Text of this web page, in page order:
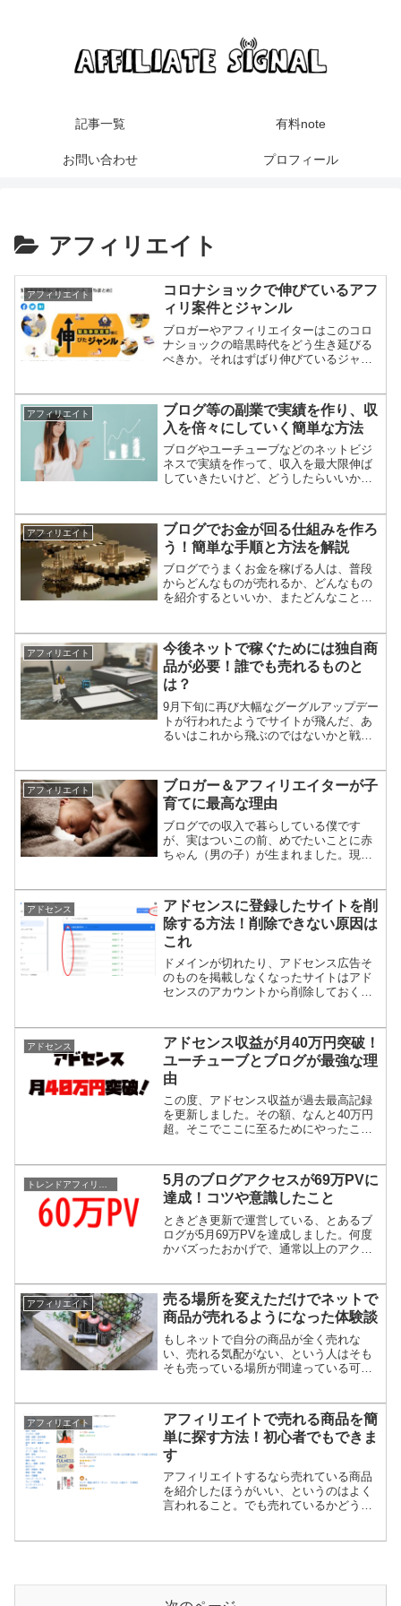
記事一覧 有料note
お問い合わせ プロフィール
アフィリエイト
アフィリエイト
コロナショックで伸びているアフ
ィリ案件とジャンル
ブロガーやアフィリエイターはこのコロ
ナショックの暗黒時代をどう生き延びる
べきか。それはずばり伸びているジャン
が急増している分野やアフィリ案件を紹
介します。afbafbは...
アフィリエイト
ブログ等の副業で実績を作り、収
入を倍々にしていく簡単な方法
ブログやユーチューブなどのネットビジ
ネスで実績を作って、収入を最大限伸ば
していきたいけど、どうしたらいいか分
円ほどです。まずは一つの分野の一つの
マネタイズ方法で稼ぐ...
アフィリエイト
ブログでお金が回る仕組みを作ろ
う！簡単な手順と方法を解説
ブログでうまくお金を稼げる人は、普段
からどんなものが売れるか、どんなもの
を紹介するといいか、またどんなことに
こで初心者が自分のメディアを使ってお
金を稼ぎ続けるための仕組...
アフィリエイト
今後ネットで稼ぐためには独自商
品が必要！誰でも売れるものと
は？
9月下旬に再び大幅なグーグルアップデー
トが行われたようでサイトが飛んだ、あ
るいはこれから飛ぶのではないかと戦々
僕ですが、今回は今のところ無風です。
これからのことは分かり...
アフィリエイト
ブロガー＆アフィリエイターが子
育てに最高な理由
ブログでの収入で暮らしている僕です
が、実はついこの前、めでたいことに赤
ちゃん（男の子）が生まれました。現在
置いたまま書いています。いろんな職業
がある中、特にブロガー＆ア...
アドセンス
アドセンスに登録したサイトを削
除する方法！削除できない原因は
これ
ドメインが切れたり、アドセンス広告そ
のものを掲載しなくなったサイトはアド
センスのアカウントから削除しておくこ
削除はどうやるの？という人のためにそ
の方法を紹介します。アド...
アドセンス
アドセンス収益が月40万円突破！
ユーチューブとブログが最強な理
由
この度、アドセンス収益が過去最高記録
を更新しました。その額、なんと40万円
超。そこでここに至るためにやったこと
の最高が26万981円だったので、一気に
15万146...
5月のブログアクセスが69万PVに
達成！コツや意識したこと
ときどき更新で運営している、とあるブ
ログが5月69万PVを達成しました。何度
かバズったおかげで、通常以上のアクセ
う。69万PVを集めたブログの統計今回は
5月頭にバズが起こ...
アフィリエイト
売る場所を変えただけでネットで
商品が売れるようになった体験談
もしネットで自分の商品が全く売れな
い、売れる気配がない、という人はそも
そも売っている場所が間違っている可能
を紹介します。全く売れなかった有料
noteが売れるようになった...
アフィリエイト
アフィリエイトで売れる商品を簡
単に探す方法！初心者でもできま
す
アフィリエイトするなら売れている商品
を紹介したほうがいい、というのはよく
言われること。でも売れているかどうか